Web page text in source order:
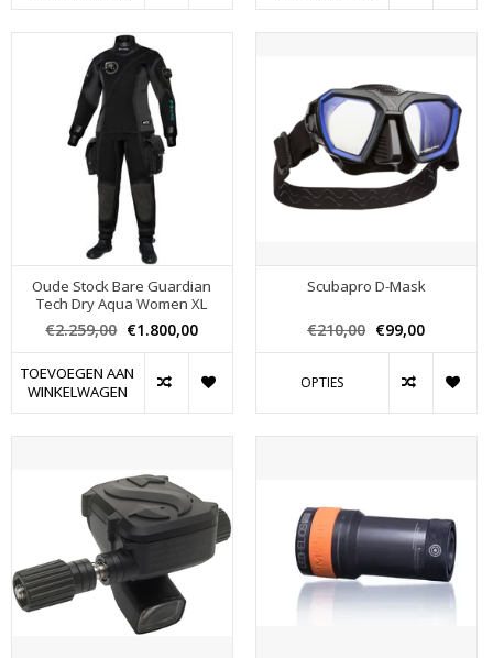
Oude Stock Bare Guardian
Tech Dry Aqua Women XL
€2.259,00 €1.800,00
TOEVOEGEN AAN
WINKELWAGEN
Scubapro D-Mask
€210,00 €99,00
OPTIES